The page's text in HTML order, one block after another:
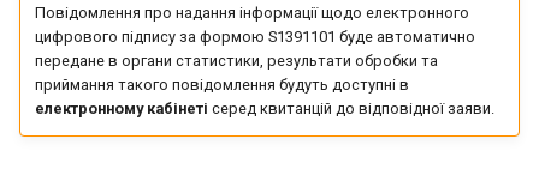
Повідомлення про надання інформації щодо електронного
цифрового підпису за формою S1391101 буде автоматично
передане в органи статистики, результати обробки та
приймання такого повідомлення будуть доступні в
електронному кабінеті серед квитанцій до відповідної заяви.